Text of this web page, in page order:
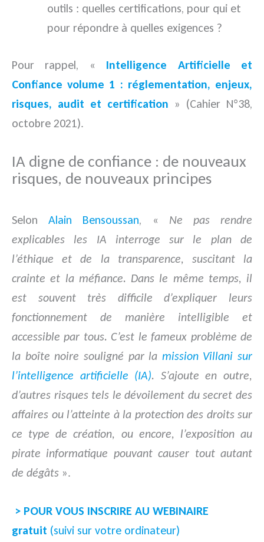
outils : quelles certifications, pour qui et
pour répondre à quelles exigences ?
Pour rappel, « Intelligence Artificielle et
Confiance volume 1 : réglementation, enjeux,
risques, audit et certification » (Cahier N°38,
octobre 2021).
IA digne de confiance : de nouveaux
risques, de nouveaux principes
SelonAlain Bensoussan, « Ne pas rendre
explicables les IA interroge sur le plan de
l’éthique et de la transparence, suscitant la
crainte et la méfiance. Dans le même temps, il
est souvent très difficile d’expliquer leurs
fonctionnement de manière intelligible et
accessible par tous. C’est le fameux problème de
la boîte noire souligné par la mission Villani sur
l’intelligence artificielle (IA). S’ajoute en outre,
d’autres risques tels le dévoilement du secret des
affaires ou l’atteinte à la protection des droits sur
ce type de création, ou encore, l’exposition au
pirate informatique pouvant causer tout autant
de dégâts ».
> POUR VOUS INSCRIRE AU WEBINAIRE
gratuit (suivi sur votre ordinateur)